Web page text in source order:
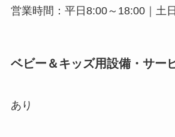
営業時間：平日8:00～18:00｜土
ベビー＆キッズ用設備・サー
あり